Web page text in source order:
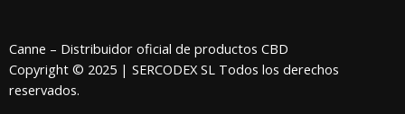
k
Canne – Distribuidor oficial de productos CBD
Copyright © 2025 | SERCODEX SL Todos los derechos
reservados.